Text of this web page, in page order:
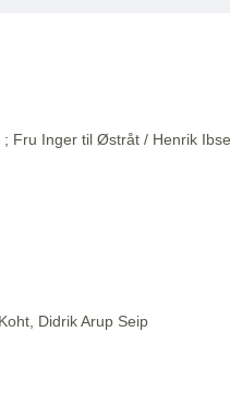
Fru Inger til Østråt / Henrik
Didrik Arup Seip